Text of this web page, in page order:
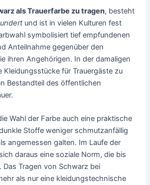
als Trauerfarbe zu tragen, besteht
und ist in vielen Kulturen fest
symbolisiert tief empfundenen
Anteilnahme gegenüber den
ihren Angehörigen. In der damaligen
Kleidungsstücke für Trauergäste zu
Bestandteil des öffentlichen
Wahl der Farbe auch eine praktische
Stoffe weniger schmutzanfällig
angemessen galten. Im Laufe der
daraus eine soziale Norm, die bis
Das Tragen von Schwarz bei
als nur eine kleidungstechnische